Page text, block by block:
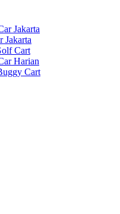
Jakarta
Jakarta
Cart
Harian
Cart